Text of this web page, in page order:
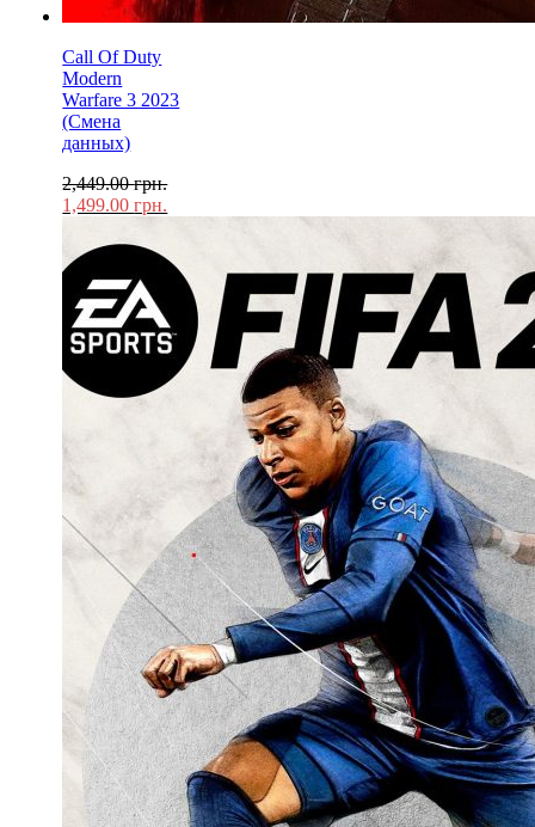
Call Of Duty
Modern
Warfare 3 2023
(Смена
данных)
2,449.00грн.
1,499.00грн.